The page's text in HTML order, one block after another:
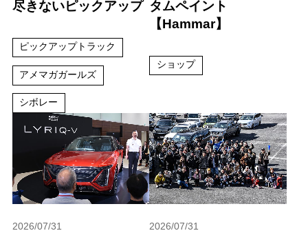
尽きないピックアップ
ピックアップトラック
アメマガガールズ
シボレー
タムペイント
【Hammar】
ショップ
2026/07/31 2026/07/31